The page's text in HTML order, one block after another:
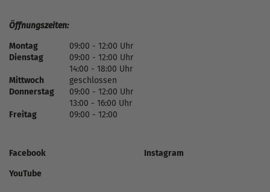
Öffnungszeiten:
Montag
09:00 - 12:00 Uhr
Dienstag
09:00 - 12:00 Uhr
14:00 - 18:00 Uhr
Mittwoch
geschlossen
Donnerstag
09:00 - 12:00 Uhr
13:00 - 16:00 Uhr
Freitag
09:00 - 12:00
Facebook
Instagram
YouTube